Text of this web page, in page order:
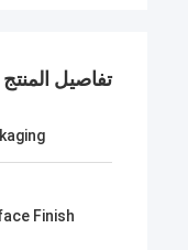
تفاصيل المنتج
Finish